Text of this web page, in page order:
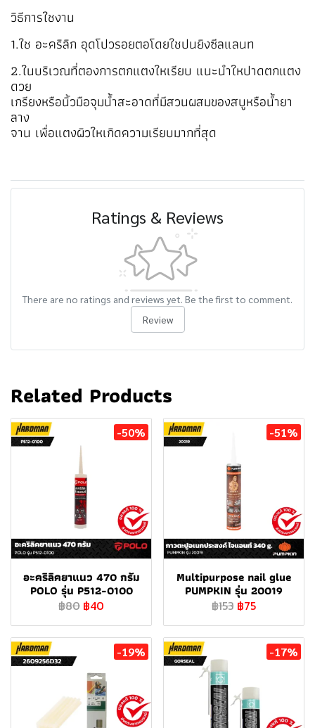
วิธีการใชงาน
1.ใช อะคริลิก อุดโปวรอยตอโดยใชปนยิงซีลแลนท
2.ในบริเวณที่ตองการตกแตงใหเรียบ แนะนำใหปาดตกแตง
ดวย
เกรียงหรือนิ้วมือจุมน้ำสะอาดที่มีสวนผสมของสบูหรือน้ำยา
ลาง
จาน เพื่อแตงผิวใหเกิดความเรียบมากที่สุด
Ratings & Reviews
There are no ratings and reviews yet. Be the first to comment.
Review
Related Products
-50%
อะคริลิคยาแนว 470 กรัม
POLO รุ่น P512-0100
฿80 ฿40
-51%
Multipurpose nail glue
PUMPKIN รุ่น 20019
฿153 ฿75
-19% -17%